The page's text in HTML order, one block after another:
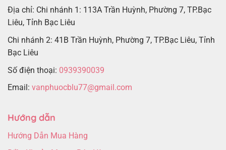
Địa chỉ: Chi nhánh 1: 113A Trần Huỳnh, Phường 7, TP.Bạc
Liêu, Tỉnh Bạc Liêu
Chi nhánh 2: 41B Trần Huỳnh, Phường 7, TP.Bạc Liêu, Tỉnh
Bạc Liêu
Số điện thoại: 0939390039
Email: vanphuocblu77@gmail.com
Hướng dẫn
Hướng Dẫn Mua Hàng